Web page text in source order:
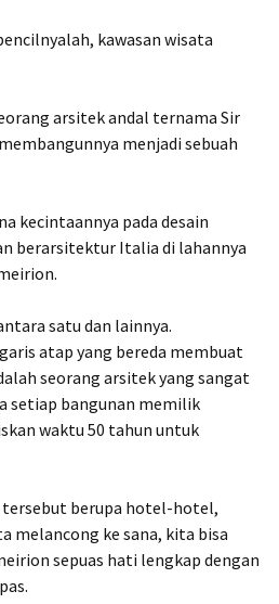
kawasan wisata
arsitek andal ternama Sir
menjadi sebuah
kecintaannya pada desain
berarsitektur Italia di lahannya
satu dan lainnya.
atap yang bereda membuat
seorang arsitek yang sangat
setiap bangunan memilik
waktu 50 tahun untuk
tersebut berupa hotel-hotel,
melancong ke sana, kita bisa
sepuas hati lengkap dengan